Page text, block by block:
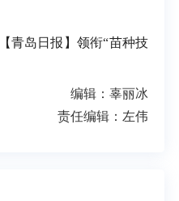
【青岛日报】领衔“苗种技
编辑：辜丽冰
责任编辑：左伟